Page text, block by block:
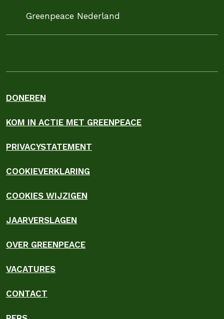
Greenpeace Nederland
DONEREN
KOM IN ACTIE MET GREENPEACE
PRIVACYSTATEMENT
COOKIEVERKLARING
COOKIES WIJZIGEN
JAARVERSLAGEN
OVER GREENPEACE
VACATURES
CONTACT